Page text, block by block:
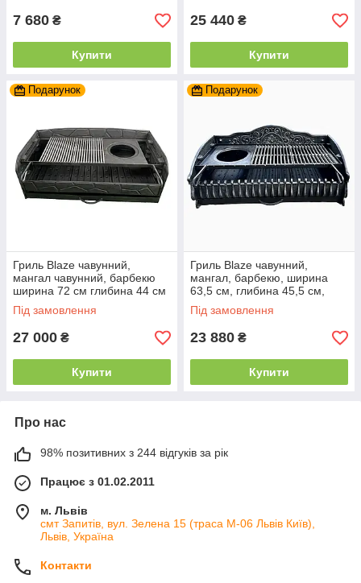
7 680 ₴
Купити
25 440 ₴
Купити
Подарунок
Гриль Blaze чавунний,
мангал чавунний, барбекю
ширина 72 см глибина 44 см
висота 33 см
Під замовлення
27 000 ₴
Купити
Подарунок
Гриль Blaze чавунний,
мангал, барбекю, ширина
63,5 см, глибина 45,5 см,
висота 35,5 см
Під замовлення
23 880 ₴
Купити
Про нас
98% позитивних з 244 відгуків за рік
Працює з 01.02.2011
м. Львів
смт Запитів, вул. Зелена 15 (траса М-06 Львів Київ),
Львів, Україна
Контакти